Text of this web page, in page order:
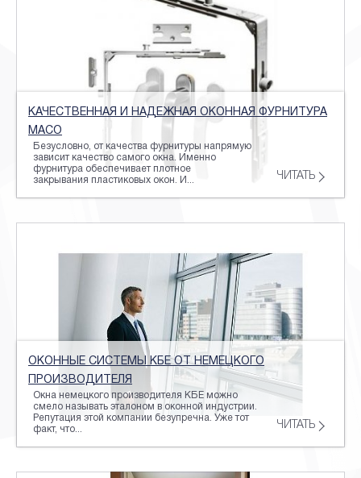
КАЧЕСТВЕННАЯ И НАДЕЖНАЯ ОКОННАЯ ФУРНИТУРА
MACO
Безусловно, от качества фурнитуры напрямую
зависит качество самого окна. Именно
фурнитура обеспечивает плотное
закрывания пластиковых окон. И...
ЧИТАТЬ
ОКОННЫЕ СИСТЕМЫ КБЕ ОТ НЕМЕЦКОГО
ПРОИЗВОДИТЕЛЯ
Окна немецкого производителя КБЕ можно
смело называть эталоном в оконной индустрии.
Репутация этой компании безупречна. Уже тот
факт, что...
ЧИТАТЬ